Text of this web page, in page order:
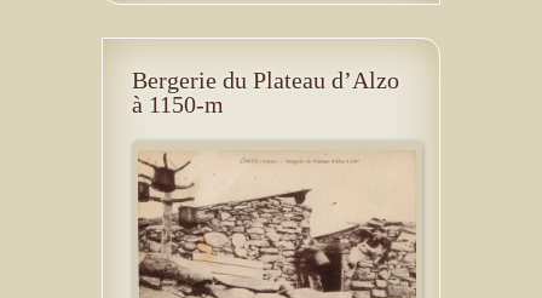
Bergerie du Plateau d’Alzo
à 1150-m